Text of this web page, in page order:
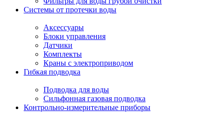
Системы от протечки воды
Аксессуары
Блоки управления
Датчики
Комплекты
Краны с электроприводом
Гибкая подводка
Подводка для воды
Сильфонная газовая подводка
Контрольно-измерительные приборы